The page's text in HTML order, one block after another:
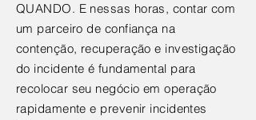
QUANDO. E nessas horas, contar com
um parceiro de confiança na
contenção, recuperação e investigação
do incidente é fundamental para
recolocar seu negócio emoperação
rapidamente e prevenir incidentes